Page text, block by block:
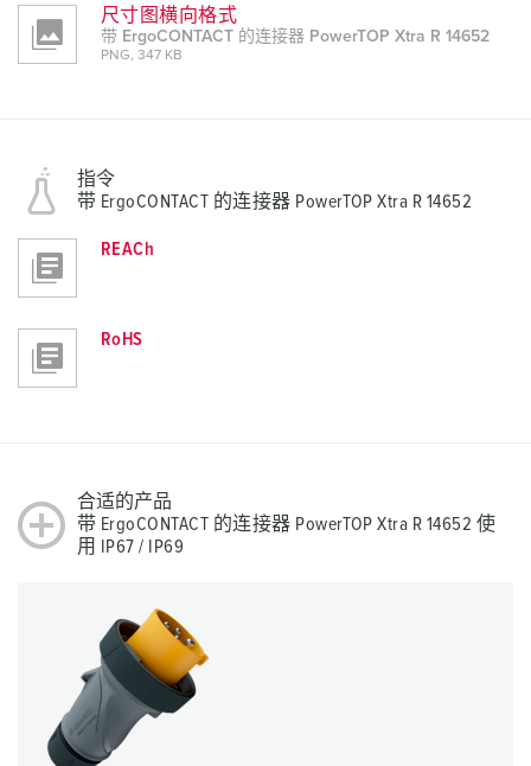
尺寸图横向格式
带 ErgoCONTACT 的连接器 PowerTOP Xtra R 14652
PNG, 347 KB
指令
带 ErgoCONTACT 的连接器 PowerTOP Xtra R 14652
REACh
RoHS
合适的产品
带 ErgoCONTACT 的连接器 PowerTOP Xtra R 14652 使
用 IP67 / IP69